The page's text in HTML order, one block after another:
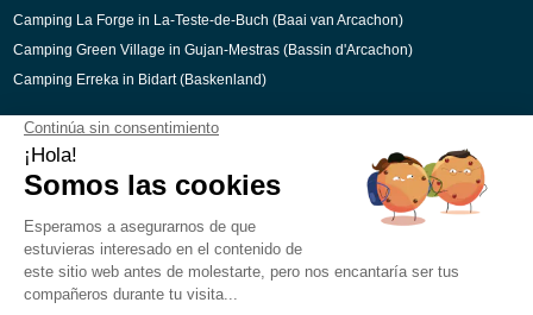
Camping La Forge in La-Teste-de-Buch (Baai van Arcachon)
Camping Green Village in Gujan-Mestras (Bassin d'Arcachon)
Camping Erreka in Bidart (Baskenland)
Beveiligde betaling
Juridisch Kennisgeving
Cookievoorkeuren